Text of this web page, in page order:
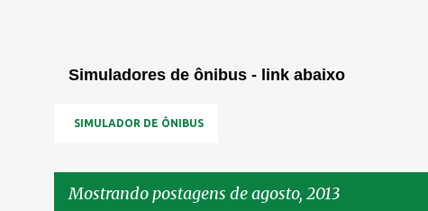
Simuladores de ônibus - link abaixo
SIMULADOR DE ÔNIBUS
Mostrando postagens de agosto, 2013